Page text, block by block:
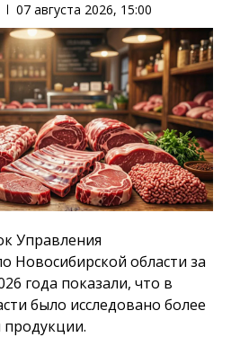
07 августа 2026, 15:00
Управления
Новосибирской области за
года показали, что в
было исследовано более
продукции.